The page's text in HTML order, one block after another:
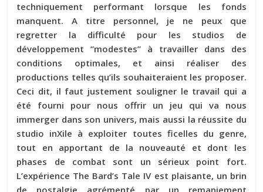
techniquement performant lorsque les fonds
manquent. A titre personnel, je ne peux que
regretter la difficulté pour les studios de
développement “modestes” à travailler dans des
conditions optimales, et ainsi réaliser des
productions telles qu’ils souhaiteraient les proposer.
Ceci dit, il faut justement souligner le travail qui a
été fourni pour nous offrir un jeu qui va nous
immerger dans son univers, mais aussi la réussite du
studio inXile à exploiter toutes ficelles du genre,
tout en apportant de la nouveauté et dont les
phases de combat sont un sérieux point fort.
L’expérience The Bard’s Tale IV est plaisante, un brin